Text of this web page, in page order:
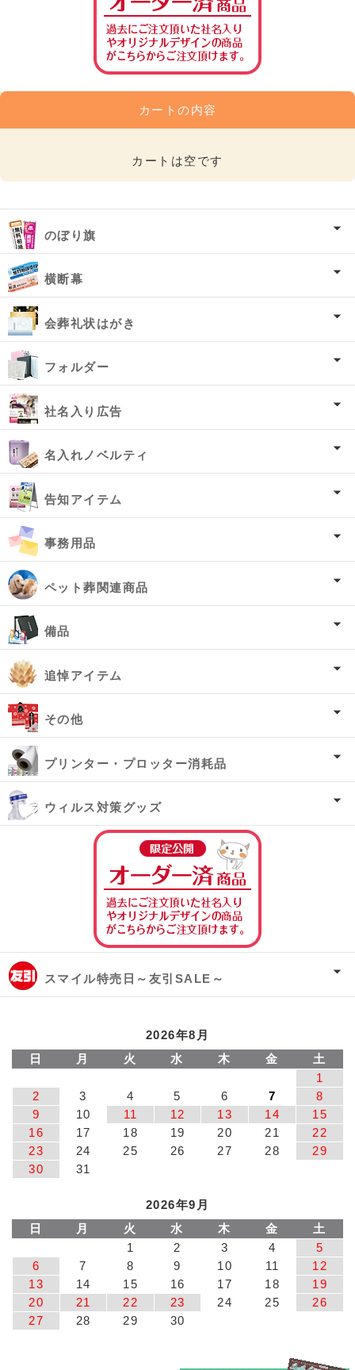
カートの内容
カートは空です
のぼり旗
横断幕
会葬礼状はがき
フォルダー
社名入り広告
名入れノベルティ
告知アイテム
事務用品
ペット葬関連商品
備品
追悼アイテム
その他
プリンター・プロッター消耗品
ウィルス対策グッズ
スマイル特売日～友引SALE～
2026年8月
日
月 火 水 木 金
土
1
2
3 4 5 6 7
8
9
10 11 12 13 14
15
16
17 18 19 20 21
22
23
24 25 26 27 28
29
30
31
2026年9月
日
月 火 水 木 金
土
1
2 3 4
5
6
7 8 9 10 11
12
13
14 15 16 17 18
19
20
21 22 23 24 25
26
27
28 29 30